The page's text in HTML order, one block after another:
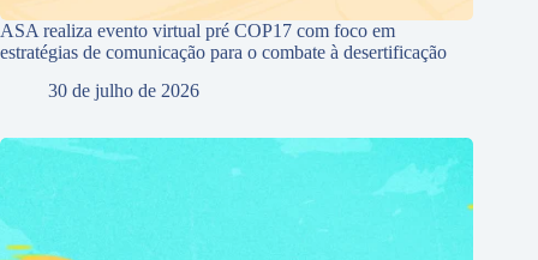
ASA realiza evento virtual pré COP17 com foco em
estratégias de comunicação para o combate à desertificação
30 de julho de 2026